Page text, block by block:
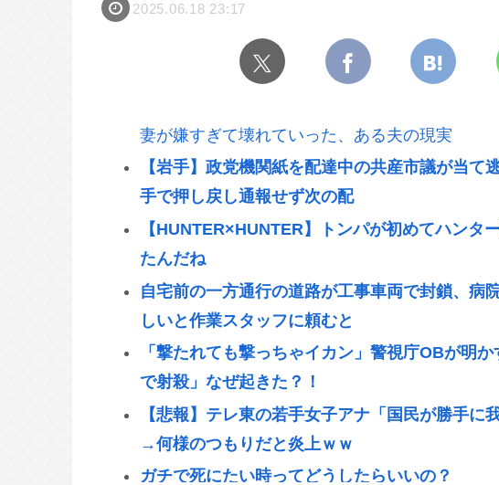
2025.06.18 23:17
妻が嫌すぎて壊れていった、ある夫の現実
【岩手】政党機関紙を配達中の共産市議が当て
手で押し戻し通報せず次の配
【HUNTER×HUNTER】トンパが初めてハンタ
たんだね
自宅前の一方通行の道路が工事車両で封鎖、病
しいと作業スタッフに頼むと
「撃たれても撃っちゃイカン」警視庁OBが明
で射殺」なぜ起きた？！
【悲報】テレ東の若手女子アナ「国民が勝手に
→何様のつもりだと炎上ｗｗ
ガチで死にたい時ってどうしたらいいの？